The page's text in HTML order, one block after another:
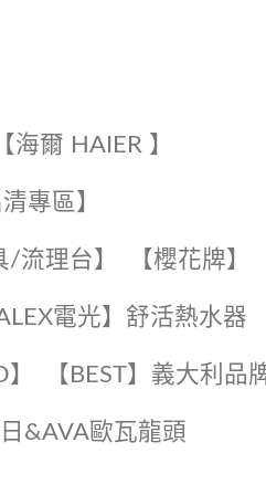
爾 HAIER 】
專區】
/流理台】 【櫻花牌】
ALEX電光】舒活熱水器️️
【BEST】️義大利品
&AVA歐瓦龍頭